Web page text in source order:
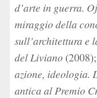
d’arte in guerra.
miraggio della
sull’architettura e
del Liviano (2008);
azione, ideologia.
antica al Premio